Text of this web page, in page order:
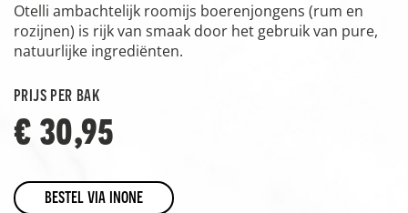
Otelli ambachtelijk roomijs boerenjongens (rum en
rozijnen) is rijk van smaak door het gebruik van pure,
natuurlijke ingrediënten.
prijs per bak
€ 30,95
bestel via inone